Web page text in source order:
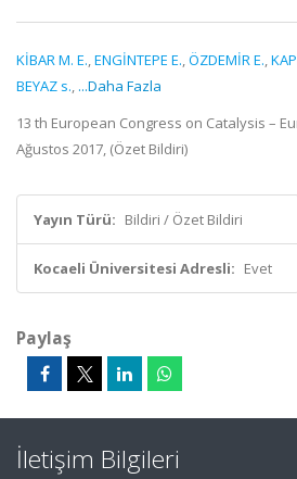
KİBAR M. E.,ENGİNTEPE E.,ÖZDEMİR E.,
BEYAZ s., ...Daha Fazla
13 th European Congress on Catalysis –
Ağustos 2017, (Özet Bildiri)
Yayın Türü: Bildiri / Özet Bildiri
Kocaeli Üniversitesi Adresli: Evet
Paylaş
İletişim Bilgileri